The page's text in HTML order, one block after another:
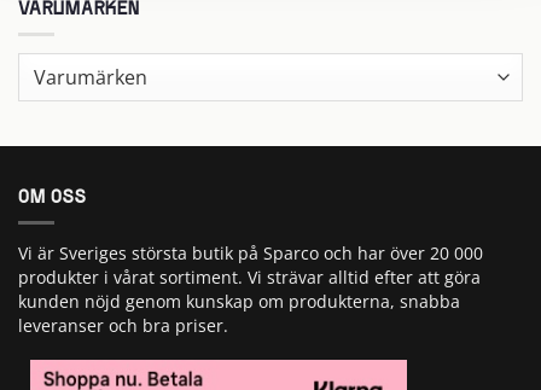
VARUMÄRKEN
OM OSS
Vi är Sveriges största butik på Sparco och har över 20 000
produkter i vårat sortiment. Vi strävar alltid efter att göra
kunden nöjd genom kunskap om produkterna, snabba
leveranser och bra priser.